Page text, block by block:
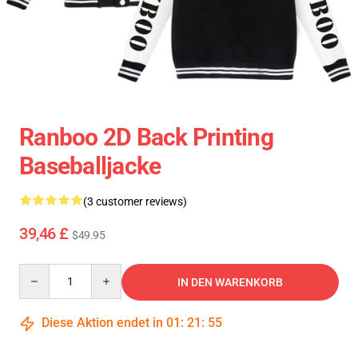
Ranboo 2D Back Printing
Baseballjacke
(3 customer reviews)
39,46 £ $49.95
IN DEN WARENKORB
Diese Aktion endet in 01 : 21 : 55